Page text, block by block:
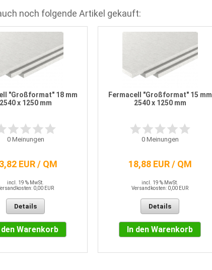
noch folgende Artikel gekauft:
"Großformat" 18 mm
2540 x 1250 mm
0Meinungen
EUR / QM
incl. 19 % MwSt.
0,00 EUR
Details
den Warenkorb
Fermacell "Großformat" 15 mm
2540 x 1250 mm
0Meinungen
18,88 EUR / QM
incl. 19 % MwSt.
Versandkosten: 0,00 EUR
Details
In den Warenkorb